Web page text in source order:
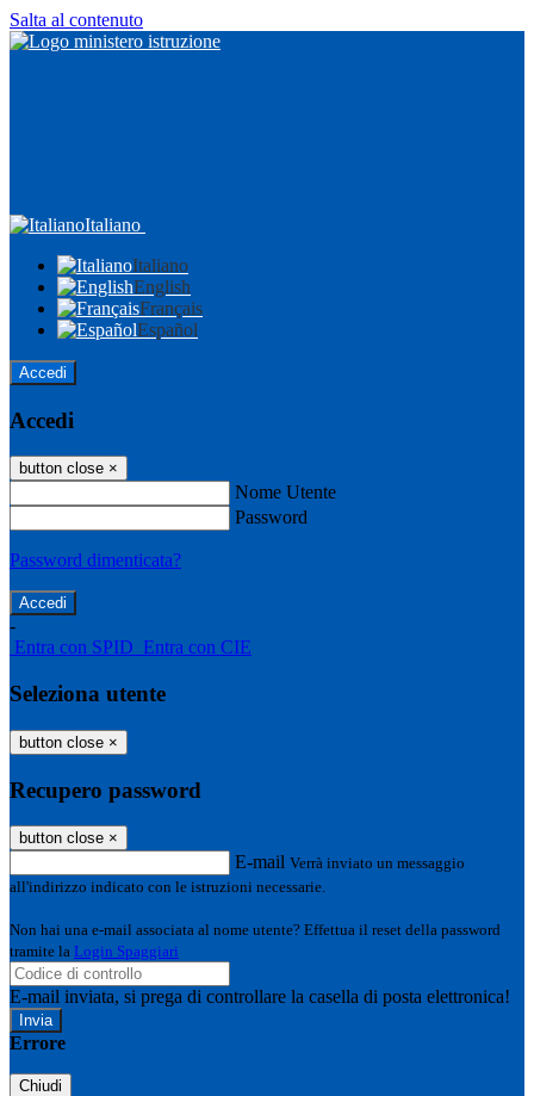
Salta al contenuto
Italiano
Italiano
English
Français
Español
Accedi
Accedi
button close ×
Nome Utente
Password
Password dimenticata?
-
Entra con SPID Entra con CIE
Seleziona utente
button close ×
Recupero password
button close ×
E-mail Verrà inviato un messaggio
all'indirizzo indicato con le istruzioni necessarie.
Non hai una e-mail associata al nome utente? Effettua il reset della password
tramite la Login Spaggiari
E-mail inviata, si prega di controllare la casella di posta elettronica!
Errore
Chiudi